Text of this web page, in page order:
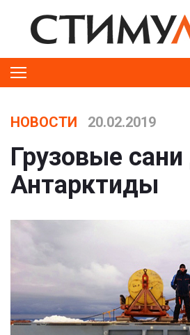
НОВОСТИ 20.02.2019
Грузовые
Антарктиды